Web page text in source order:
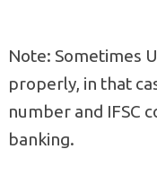
Note: Sometimes
properly, in that
number and IFSC
banking.